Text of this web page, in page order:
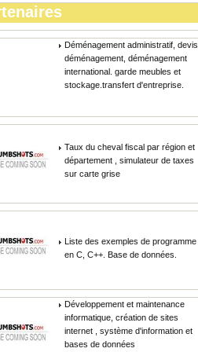
Déménagement administratif, devis
déménagement, déménagement
international. garde meubles et
stockage.transfert d'entreprise.
Taux du cheval fiscal par région et
département , simulateur de taxes
sur carte grise
Liste des exemples de programme
en C, C++. Base de données.
Développement et maintenance
informatique, création de sites
internet , système d'information et
bases de données